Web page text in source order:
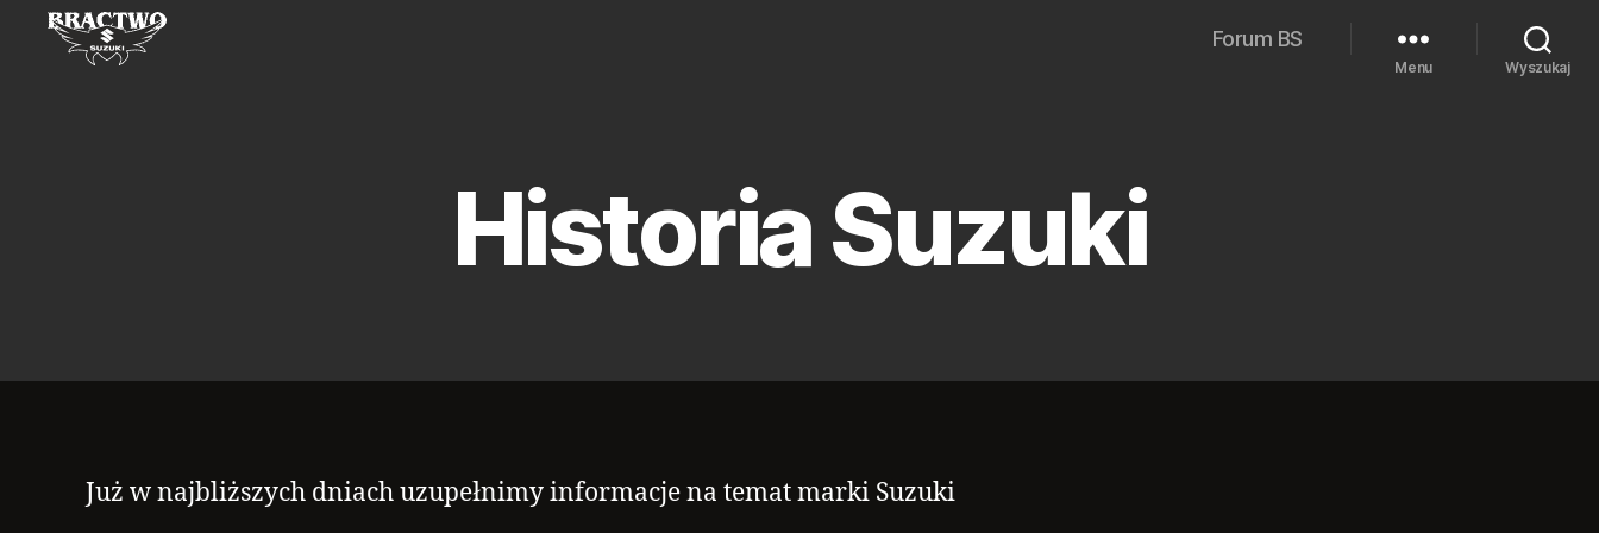
Forum BS
Menu Wyszukaj
Historia Suzuki
Już w najbliższych dniach uzupełnimy informacje na temat marki Suzuki